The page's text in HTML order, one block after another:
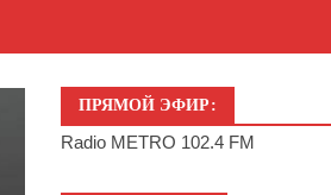
ПРЯМОЙ ЭФИР:
Radio METRO 102.4 FM